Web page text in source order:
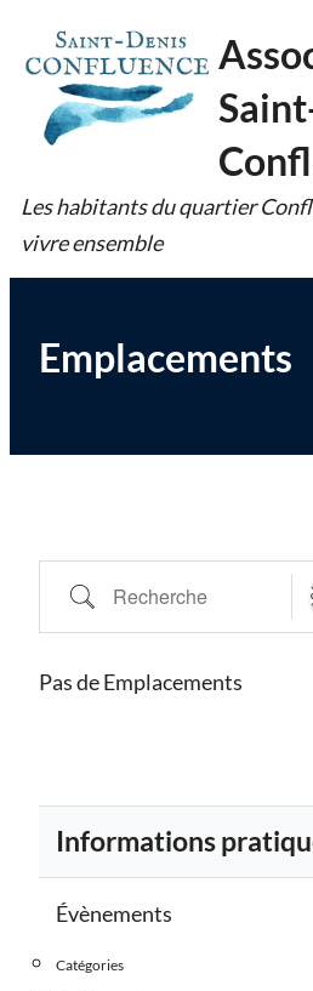
to
content
Les habitants du quartier
vivre ensemble
Emplacements
Recherche
Pas de Emplacements
Informations
Évènements
Catégories